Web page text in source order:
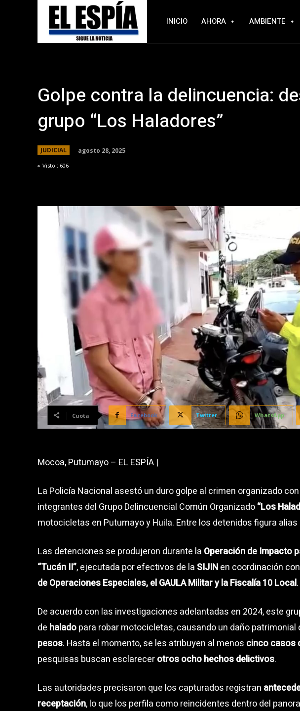
INICIO AHORA AMBIENTE
Golpe contra la delincuencia:
grupo “Los Haladores”
JUDICIAL agosto 28, 2025
Visto : 606
Cuota Facebook Twitter WhatsApp
Mocoa, Putumayo – EL ESPÍA |
La Policía Nacional asestó un duro golpe al crimen organizado
integrantes del Grupo Delincuencial Común Organizado“Los
motocicletas en Putumayo y Huila. Entre los detenidos figura alias
Las detenciones se produjeron durante la Operación de Impacto
“Tucán II”, ejecutada por efectivos de la SIJINen coordinación con
de Operaciones Especiales, el GAULA Militar y la Fiscalía 10 Local.
De acuerdo con las investigaciones adelantadas en 2024, este
de haladopara robar motocicletas, causando un daño patrimonial
pesos. Hasta el momento, se les atribuyen al menos cinco casos
pesquisas buscan esclarecerotros ocho hechos delictivos.
Las autoridades precisaron que los capturados registran
receptación, lo que los perfila como reincidentes dentro del